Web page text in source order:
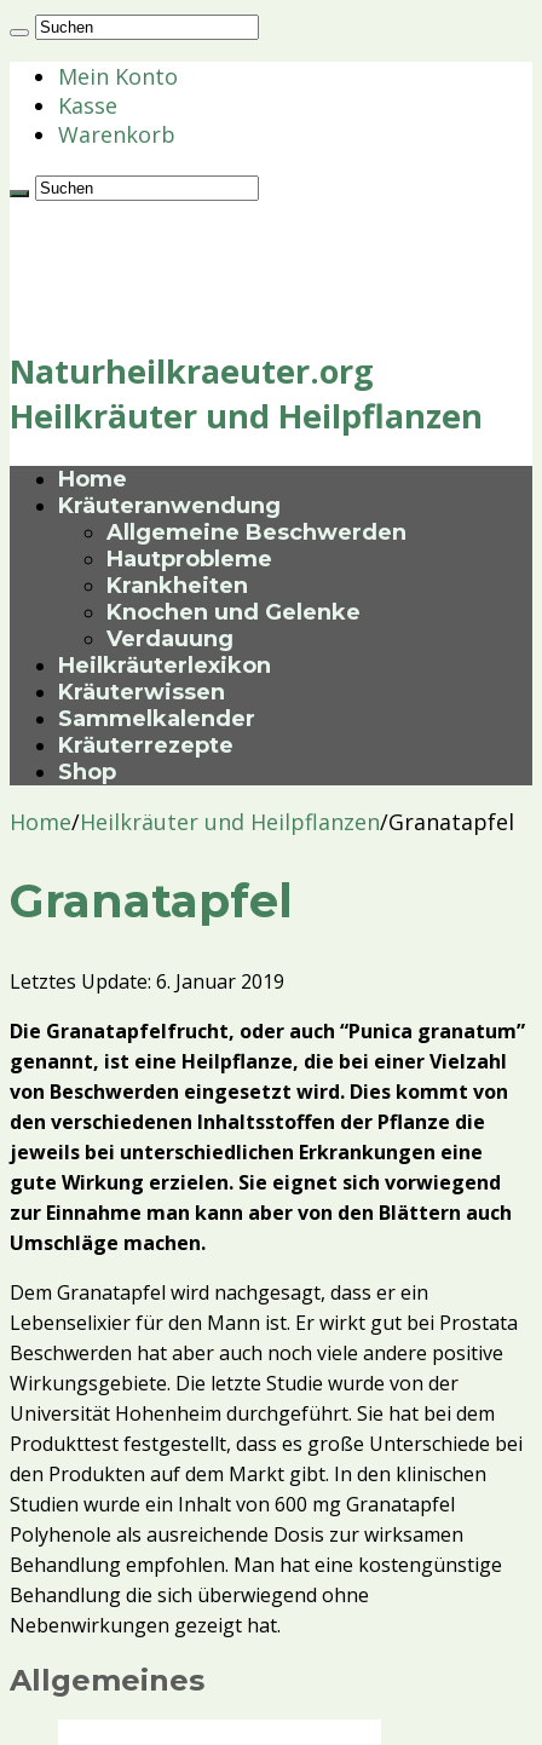
Mein Konto
Kasse
Warenkorb
Naturheilkraeuter.org
Heilkräuter und Heilpflanzen
Home
Kräuteranwendung
Allgemeine Beschwerden
Hautprobleme
Krankheiten
Knochen und Gelenke
Verdauung
Heilkräuterlexikon
Kräuterwissen
Sammelkalender
Kräuterrezepte
Shop
Home/Heilkräuter und Heilpflanzen/Granatapfel
Granatapfel
Letztes Update: 6. Januar 2019
Die Granatapfelfrucht, oder auch “Punica granatum”
genannt, ist eine Heilpflanze, die bei einer Vielzahl
von Beschwerden eingesetzt wird. Dies kommt von
den verschiedenen Inhaltsstoffen der Pflanze die
jeweils bei unterschiedlichen Erkrankungen eine
gute Wirkung erzielen. Sie eignet sich vorwiegend
zur Einnahme man kann aber von den Blättern auch
Umschläge machen.
Dem Granatapfel wird nachgesagt, dass er ein
Lebenselixier für den Mann ist. Er wirkt gut bei Prostata
Beschwerden hat aber auch noch viele andere positive
Wirkungsgebiete. Die letzte Studie wurde von der
Universität Hohenheim durchgeführt. Sie hat bei dem
Produkttest festgestellt, dass es große Unterschiede bei
den Produkten auf dem Markt gibt. In den klinischen
Studien wurde ein Inhalt von 600 mg Granatapfel
Polyhenole als ausreichende Dosis zur wirksamen
Behandlung empfohlen. Man hat eine kostengünstige
Behandlung die sich überwiegend ohne
Nebenwirkungen gezeigt hat.
Allgemeines